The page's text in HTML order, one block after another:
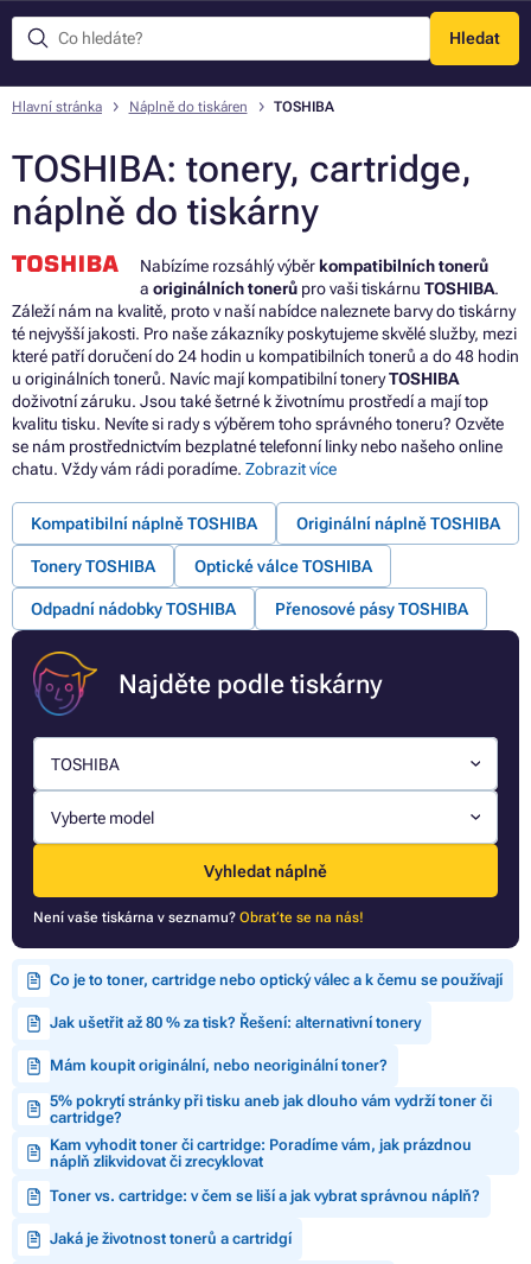
Hledat
Menu
Hlavní stránka Náplně do tiskáren TOSHIBA
TOSHIBA: tonery, cartridge,
náplně do tiskárny
Nabízíme rozsáhlý výběr kompatibilních tonerů
a originálních tonerů pro vaši tiskárnu TOSHIBA.
Záleží nám na kvalitě, proto v naší nabídce naleznete barvy do tiskárny
té nejvyšší jakosti. Pro naše zákazníky poskytujeme skvělé služby, mezi
které patří doručení do 24 hodin u kompatibilních tonerů a do 48 hodin
u originálních tonerů. Navíc mají kompatibilní toneryTOSHIBA
doživotní záruku. Jsou také šetrné k životnímu prostředí a mají top
kvalitu tisku. Nevíte si rady s výběrem toho správného toneru? Ozvěte
se nám prostřednictvím bezplatné telefonní linky nebo našeho online
chatu. Vždy vám rádi poradíme. Zobrazit více
Kompatibilní náplně TOSHIBA Originální náplně TOSHIBA
Tonery TOSHIBA Optické válce TOSHIBA
Odpadní nádobky TOSHIBA Přenosové pásy TOSHIBA
Najděte podle tiskárny
TOSHIBA
Vyberte model
Vyhledat náplně
Není vaše tiskárna v seznamu? Obraťte se na nás!
Co je to toner, cartridge nebo optický válec a k čemu se používají
Jak ušetřit až 80 % za tisk? Řešení: alternativní tonery
Mám koupit originální, nebo neoriginální toner?
5% pokrytí stránky při tisku aneb jak dlouho vám vydrží toner či
cartridge?
Kam vyhodit toner či cartridge: Poradíme vám, jak prázdnou
náplň zlikvidovat či zrecyklovat
Toner vs. cartridge: v čem se liší a jak vybrat správnou náplň?
Jaká je životnost tonerů a cartridgí